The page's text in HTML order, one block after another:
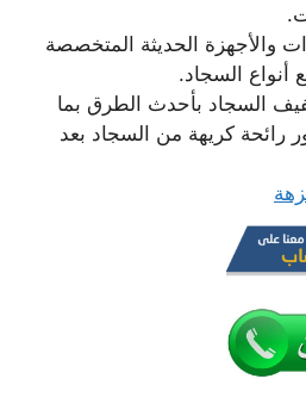
والأجهزة الحديثة المتخصصة
السجاد.
السجاد بأحدث الطرق بما
كريهة من السجاد بعد